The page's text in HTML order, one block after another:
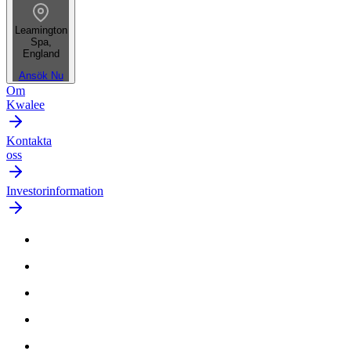
Leamington
Spa,
England
Ansök Nu
Om
Kwalee
Kontakta
oss
Investorinformation